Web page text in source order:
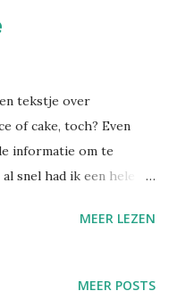
tekstje over
of cake, toch? Even
informatie om te
snel had ik een hele
kan bewerken enMEER LEZEN
MEER POSTS